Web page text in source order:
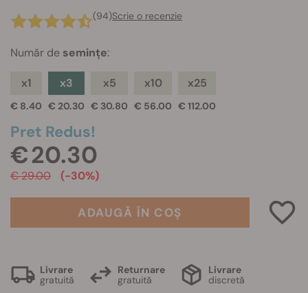
(94)Scrie o recenzie
Număr de semințe:
x1
€ 8.40
x3
€ 20.30
x5
€ 30.80
x10
€ 56.00
x25
€ 112.00
Pret Redus!
€ 20.30
€ 29.00 (-30%)
ADAUGĂ ÎN COȘ
Livrare
gratuită
Returnare
gratuită
Livrare
discretă